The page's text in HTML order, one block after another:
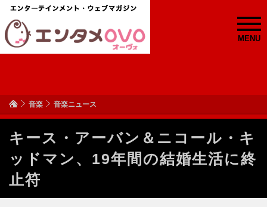
MENU
音楽 音楽ニュース
キース・アーバン＆ニコール・キ
ッドマン、19年間の結婚生活に終
止符